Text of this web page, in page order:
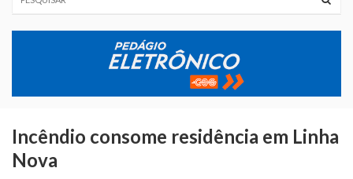
Incêndio consome residência em Linha
Nova